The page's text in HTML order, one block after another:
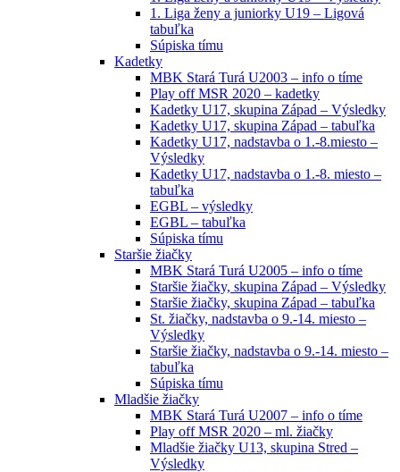
1. Liga ženy a juniorky U19 – Ligová
tabuľka
Súpiska tímu
Kadetky
MBK Stará Turá U2003 – info o tíme
Play off MSR 2020 – kadetky
Kadetky U17, skupina Západ – Výsledky
Kadetky U17, skupina Západ – tabuľka
Kadetky U17, nadstavba o 1.-8.miesto –
Výsledky
Kadetky U17, nadstavba o 1.-8. miesto –
tabuľka
EGBL – výsledky
EGBL – tabuľka
Súpiska tímu
Staršie žiačky
MBK Stará Turá U2005 – info o tíme
Staršie žiačky, skupina Západ – Výsledky
Staršie žiačky, skupina Západ – tabuľka
St. žiačky, nadstavba o 9.-14. miesto –
Výsledky
Staršie žiačky, nadstavba o 9.-14. miesto –
tabuľka
Súpiska tímu
Mladšie žiačky
MBK Stará Turá U2007 – info o tíme
Play off MSR 2020 – ml. žiačky
Mladšie žiačky U13, skupina Stred –
Výsledky